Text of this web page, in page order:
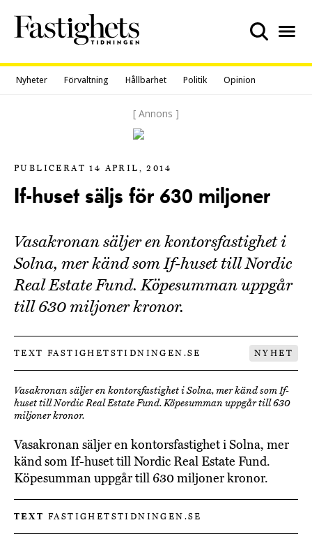
content
Nyheter Förvaltning Hållbarhet Politik Opinion
[ Annons ]
PUBLICERAT 14 APRIL, 2014
If-huset säljs för 630 miljoner
Vasakronan säljer en kontorsfastighet i
Solna, mer känd som If-huset till Nordic
Real Estate Fund. Köpesumman uppgår
till 630 miljoner kronor.
TEXT FASTIGHETSTIDNINGEN.SE NYHET
Vasakronan säljer en kontorsfastighet i Solna, mer känd som If-
huset till Nordic Real Estate Fund. Köpesumman uppgår till 630
miljoner kronor.
Vasakronan säljer en kontorsfastighet i Solna, mer
känd som If-huset till Nordic Real Estate Fund.
Köpesumman uppgår till 630 miljoner kronor.
TEXT FASTIGHETSTIDNINGEN.SE